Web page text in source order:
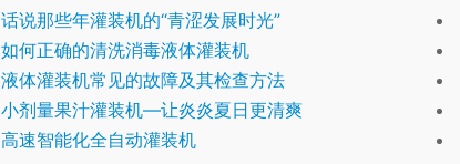
话说那些年灌装机的“青涩发展时光”
如何正确的清洗消毒液体灌装机
液体灌装机常见的故障及其检查方法
小剂量果汁灌装机—让炎炎夏日更清爽
高速智能化全自动灌装机